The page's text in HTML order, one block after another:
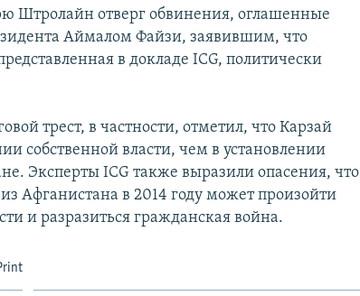
Штролайн отверг обвинения, оглашенные
Аймалом Файзи, заявившим, что
в докладе ICG, политически
трест, в частности, отметил, что Карзай
собственной власти, чем в установлении
Эксперты ICG также выразили опасения, что
Афганистана в 2014 году может произойти
и разразиться гражданская война.